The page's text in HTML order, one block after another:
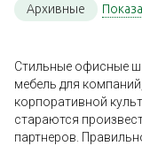
Архивные
Стильные офисные
мебель для
корпоративной
стараются
партнеров.